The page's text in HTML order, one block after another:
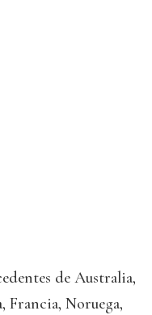
de Australia,
Francia, Noruega,